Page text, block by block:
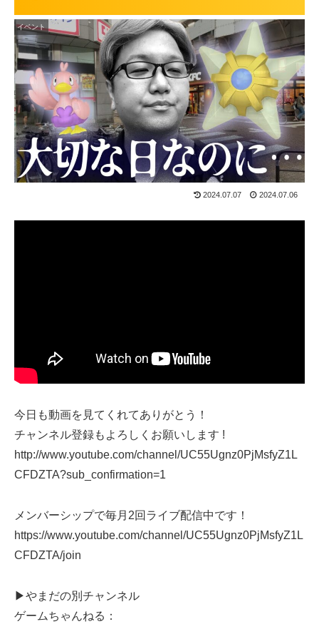
イベント
2024.07.07 2024.07.06
今日も動画を見てくれてありがとう！
チャンネル登録もよろしくお願いします !
http://www.youtube.com/channel/UC55Ugnz0PjMsfyZ1L
CFDZTA?sub_confirmation=1
メンバーシップで毎月2回ライブ配信中です！
https://www.youtube.com/channel/UC55Ugnz0PjMsfyZ1L
CFDZTA/join
▶やまだの別チャンネル
ゲームちゃんねる：